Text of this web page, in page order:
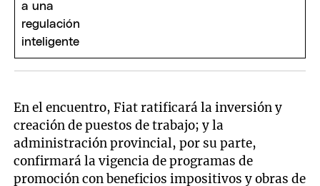
En el encuentro, Fiat ratificará la inversión y
creación de puestos de trabajo; y la
administración provincial, por su parte,
confirmará la vigencia de programas de
promoción con beneficios impositivos y obras de